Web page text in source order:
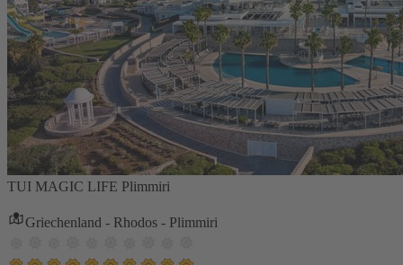
TUI MAGIC LIFE Plimmiri
Griechenland - Rhodos - Plimmiri